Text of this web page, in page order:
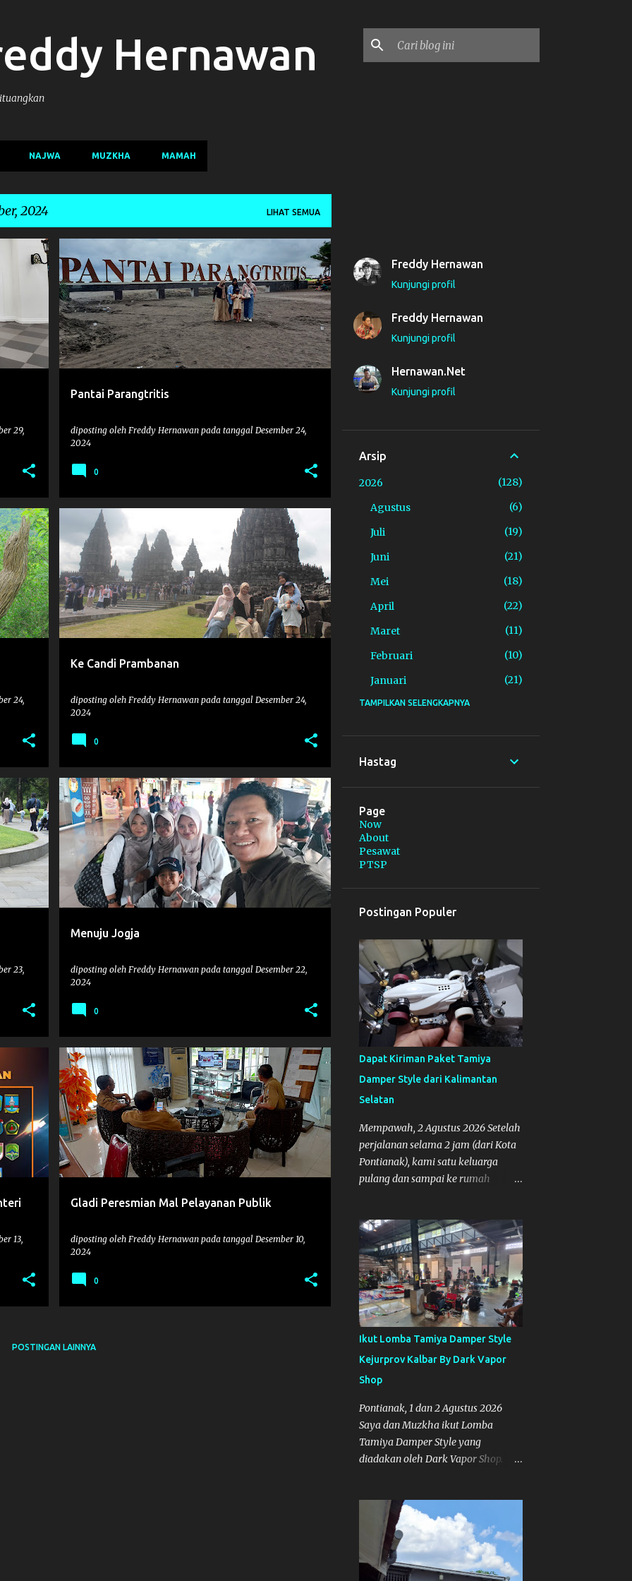
Hernawan
NAJWA MUZKHA MAMAH
2024 LIHAT SEMUA
29,
Pantai Parangtritis
diposting oleh Freddy Hernawan pada tanggal Desember 24,
2024
FAMILY WISATAJOGJA2024
0
24,
Ke Candi Prambanan
diposting oleh Freddy Hernawan pada tanggal Desember 24,
2024
FAMILY WISATA WISATAJOGJA2024
0
23,
Menuju Jogja
diposting oleh Freddy Hernawan pada tanggal Desember 22,
2024
FAMILY WISATAJOGJA2024
0
13,
Gladi Peresmian Mal Pelayanan Publik
diposting oleh Freddy Hernawan pada tanggal Desember 10,
2024
MPP WEBINAR
0
POSTINGAN LAINNYA
Freddy Hernawan
Kunjungi profil
Freddy Hernawan
Kunjungi profil
Hernawan.Net
Kunjungi profil
Arsip
2026
128
Agustus
6
Juli
19
Juni
21
Mei
18
April
22
Maret
11
Februari
10
Januari
21
2025
November
Agustus
Juli
4
Februari
Januari
2024
237
Desember
8
Kembali Pulang, Terima
Kasih Jogja
Wisata Hutan Pinus
Pengger
Ke Candi Prambanan
Menuju Jogja
42 Mal Pelayanan Publik
diresmikan Menteri PANRB
Gladi Peresmian Mal
Pelayanan Publik
November
17
September
Agustus
Juli
Juni
April
17
Maret
Februari
10
Januari
16
TAMPILKAN SELENGKAPNYA
Hastag
Page
Now
About
Pesawat
PTSP
Postingan Populer
Dapat Kiriman Paket Tamiya
Damper Style dari Kalimantan
Selatan
Mempawah, 2 Agustus 2026 Setelah
perjalanan selama 2 jam (dari Kota
Pontianak), kami satu keluarga
pulang dan sampai ke rumah
membuka paket yang datang dari
Kalimantan Selatan. Tamiya IDC
Ikut Lomba Tamiya Damper Style
Kejurprov Kalbar By Dark Vapor
Shop
Pontianak, 1 dan 2 Agustus 2026
Saya dan Muzkha ikut Lomba
Tamiya Damper Style yang
diadakan oleh Dark Vapor Shop.
(IDC). Suasana Lomba pada Hari
Sabtu 1 Agustus 2026 Nggak ada
planning khusus sebenarnya untuk
ikut event ini, karena waktunya
cukup mepet dengan event